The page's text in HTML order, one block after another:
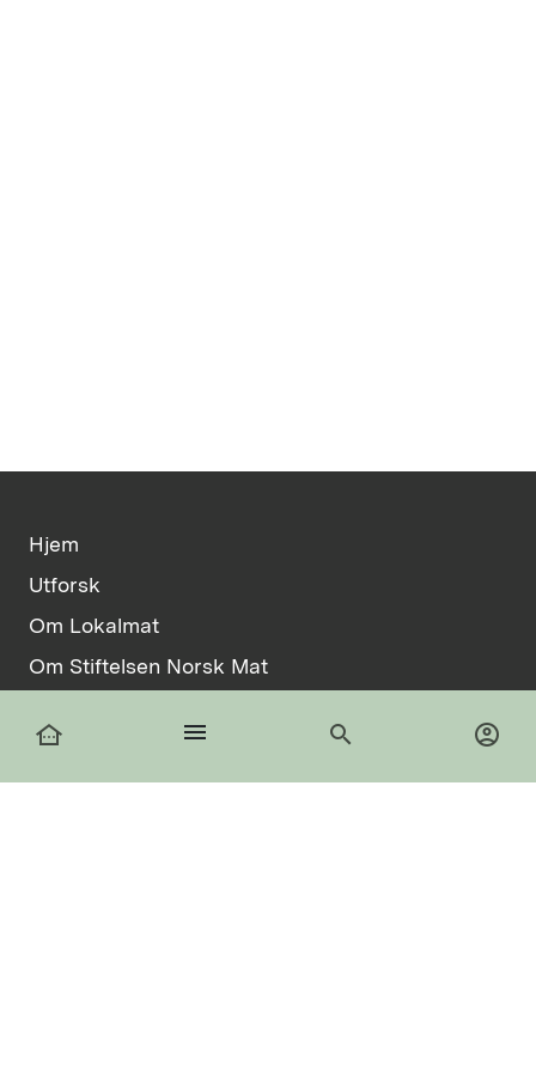
other_houses menu search account_circle
Hjem
Utforsk
Om Lokalmat
Om Stiftelsen Norsk Mat
Informasjonskapsler
facebook